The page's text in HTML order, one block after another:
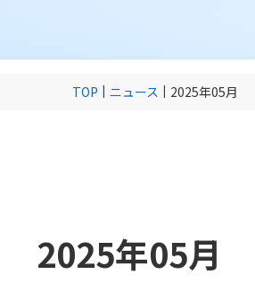
アミッ
基幹業
原価管理
創業から
TOP ニュース 2025年05月
2025年05月